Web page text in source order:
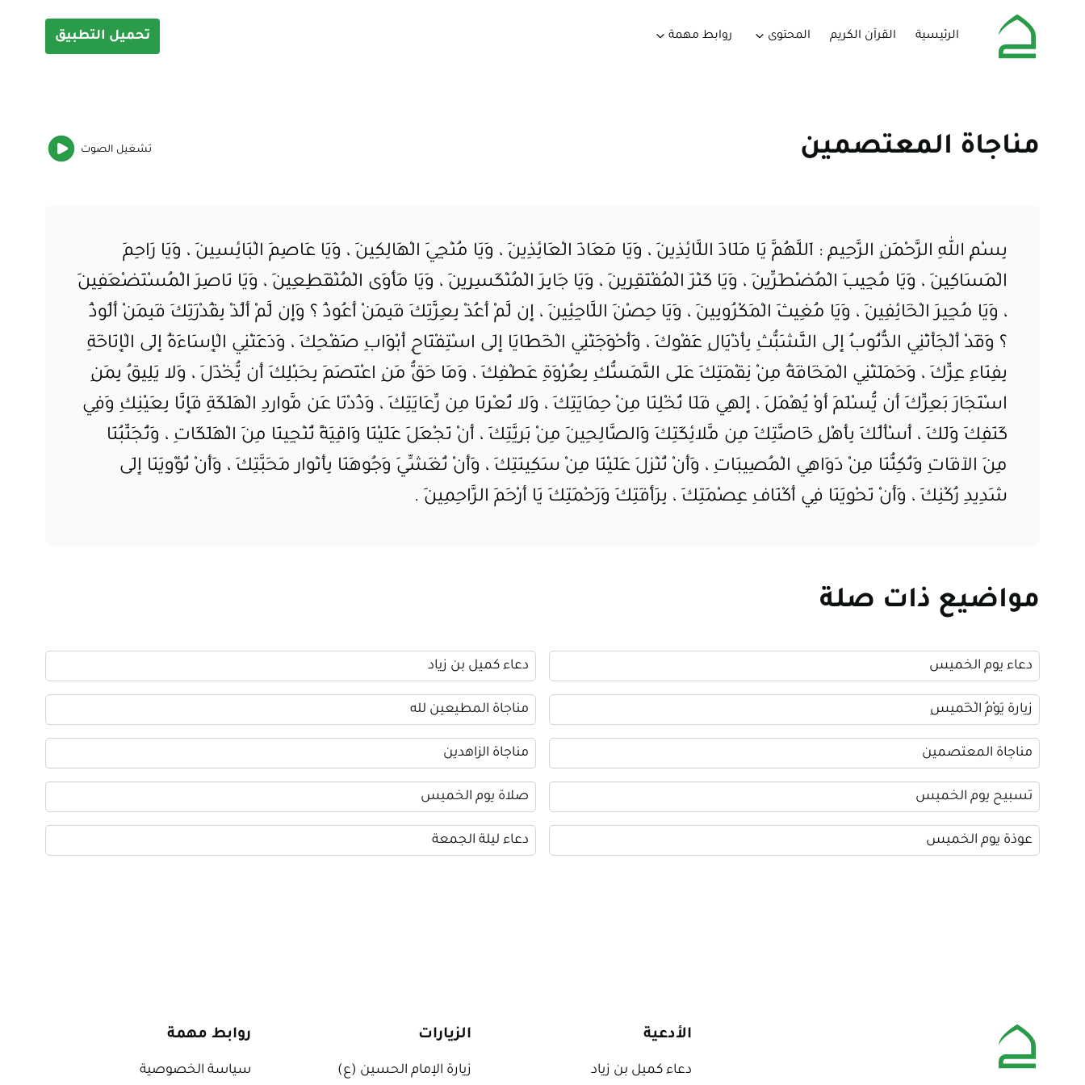
روابط مهمة المحتوى القرآن الكريم الرئيسية تحميل التطبيق
مناجاة المعتصمين تشغيل الصوت
بِسْمِ اللهِ الرَّحْمَنِ الرَّحِيمِ : اَللَّهُمَّ يَا مَلَاذَ اللَّائِذِينَ ، وَيَا مَعَاذَ الْعَائِذِينَ ، وَيَا مُنْجِيَ الْهَالِكِينَ ، وَيَا عَاصِمَ الْبَائِسِينَ ، وَيَا رَاحِمَ
الْمَسَاكِينَ ، وَيَا مُجِيبَ الْمُضْطَرِّينَ ، وَيَا كَنْزَ الْمُفْتَقِرِينَ ، وَيَا جَابِرَ الْمُنْكَسِرِينَ ، وَيَا مَأْوَى الْمُنْقَطِعِينَ ، وَيَا نَاصِرَ الْمُسْتَضْعَفِينَ
، وَيَا مُجِيرَ الْخَائِفِينَ ، وَيَا مُغِيثَ الْمَكْرُوبِينَ ، وَيَا حِصْنَ اللَّاجِئِينَ ، إِن لَّمْ أَعُذْ بِعِزَّتِكَ فَبِمَنْ أَعُوذُ ؟ وَإِن لَّمْ أَلُذْ بِقُدْرَتِكَ فَبِمَنْ أَلُوذُ
؟ وَقَدْ أَلْجَأَتْنِي الذُّنُوبُ إِلَى التَّشَبُّثِ بِأَذْيَالِ عَفْوِكَ ، وَأَحْوَجَتْنِي الْخَطَايَا إِلَى اسْتِفْتَاحِ أَبْوَابِ صَفْحِكَ ، وَدَعَتْنِي الْإِسَاءَةُ إِلَى الْإِنَاخَةِ
بِفِنَاءِ عِزِّكَ ، وَحَمَلَتْنِي الْمَخَافَةُ مِنْ نِقْمَتِكَ عَلَى التَّمَسُّكِ بِعُرْوَةِ عَطْفِكَ ، وَمَا حَقُّ مَنِ اعْتَصَمَ بِحَبْلِكَ أَن يُّخْذَلَ ، وَلا يَلِيقُ بِمَنِ
اسْتَجَارَ بَعِزِّكَ أَن يُّسْلَمَ أَوْ يُهْمَلَ ، إِلَهِي فَلَا تُخْلِنَا مِنْ حِمَايَتِكَ ، وَلا تُعْرِنَا مِن رِّعَايَتِكَ ، وَذُدْنَا عَن مَّوارِدِ الْهَلَكَةِ فَإِنَّا بِعَيْنِكِ وَفِي
كَنَفِكَ وَلَكَ ، أَسْأَلُكَ بِأَهْلِ خَاصَّتِكَ مِن مَّلائِكَتِكَ وَالصَّالِحِينَ مِنْ بَرِيَّتِكَ ، أَنْ تَجْعَلَ عَلَيْنَا وَاقِيَةً تُنْجِينَا مِنَ الْهَلَكَاتِ ، وَتُجَنِّبُنَا
مِنَ الآفَاتِ وَتُكِنُّنَا مِنْ دَوَاهِي الْمُصِيبَاتِ ، وَأَنْ تُنْزِلَ عَلَيْنَا مِنْ سَكِينَتِكَ ، وَأَنْ تُغَشِّيَ وَجُوهَنَا بِأَنْوارِ مَحَبَّتِكَ ، وَأَنْ تُؤْوِيَنَا إِلَى
شَدِيدِ رُكْنِكَ ، وَأَنْ تَحْوِيَنَا فِي أَكْنَافِ عِصْمَتِكَ ، بِرَأْفَتِكَ وَرَحْمَتِكَ يَا أَرْحَمَ الرَّاحِمِينَ .
مواضيع ذات صلة
دعاء يوم الخميس دعاء كميل بن زياد
زيارة يَوْمُ الْخَميسِ مناجاة المطيعين لله
مناجاة المعتصمين مناجاة الزاهدين
تسبيح يوم الخميس صلاة يوم الخميس
عوذة يوم الخميس دعاء ليلة الجمعة
الأدعية
دعاء كميل بن زياد
الزيارات
زيارة الإمام الحسين (ع)
روابط مهمة
سياسة الخصوصية